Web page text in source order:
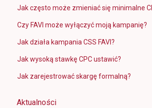
Jak często może zmieniać się minimalne
Czy FAVI może wyłączyć moją kampanię?
Jak działa kampania CSS FAVI?
Jak wysoką stawkę CPC ustawić?
Jak zarejestrować skargę formalną?
Aktualności